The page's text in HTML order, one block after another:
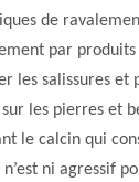
de
par
les salissures et
les pierres et
le calcin qui
ni agressif